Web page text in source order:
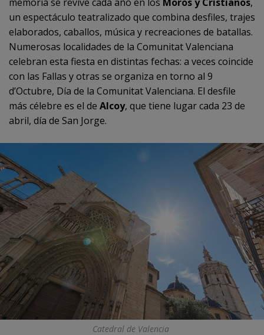
un espectáculo teatralizado que combina desfiles, trajes
elaborados, caballos, música y recreaciones de batallas.
Numerosas localidades de la Comunitat Valenciana
celebran esta fiesta en distintas fechas: a veces coincide
con las Fallas y otras se organiza en torno al 9
d’Octubre, Día de la Comunitat Valenciana. El desfile
más célebre es el de Alcoy, que tiene lugar cada 23 de
abril, día de San Jorge.
Catedral de Valencia